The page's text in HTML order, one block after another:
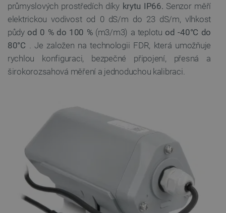
průmyslových prostředích díky krytu IP66. Senzor měří
elektrickou vodivost od 0 dS/m do 23 dS/m, vlhkost
půdy od 0 % do 100 %(m3/m3) a teplotu od -40°C do
80°C . Je založen na technologii FDR, která umožňuje
rychlou konfiguraci, bezpečné připojení, přesná a
širokorozsahová měření a jednoduchou kalibraci.